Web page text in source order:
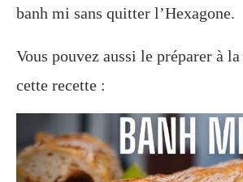
banh mi sans quitter l’Hexagone.
Vous pouvez aussi le préparer à
cette recette :